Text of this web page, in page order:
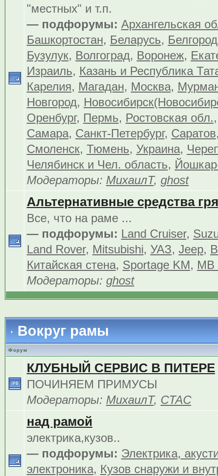
"местных" и т.п.
— подфорумы: Архангельская
Башкортостан, Беларусь,
Бузулук, Волгоград, Воронеж,
Израиль, Казань и Республика
Карелия, Магадан, Москва,
Новгород,
Оренбург, Пермь, Ростовская обл.
Самара, Санкт-Петербург, Саратов
Смоленск, Тюмень, Украина,
Челябинск и Чел. область,
Модераторы: МихаилТ, ghost
Альтернативные средства
Все, что на раме ...
— подфорумы: Land Cruiser,
Land Rover, Mitsubishi, УАЗ, Jeep,
Китайская стена, Sportage KM, MB
Модераторы: ghost
Вокруг рамы
Форум
КЛУБНЫЙ СЕРВИС В ПИТЕРЕ
ПОЧИНЯЕМ ПРИМУСЫ
Модераторы: МихаилТ, CTAC
над рамой
электрика,кузов..
— подфорумы: Электрика,
электроника, Кузов снаружи и